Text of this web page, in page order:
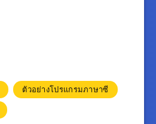
ตัวอย่างโปรแกรมภาษาซี